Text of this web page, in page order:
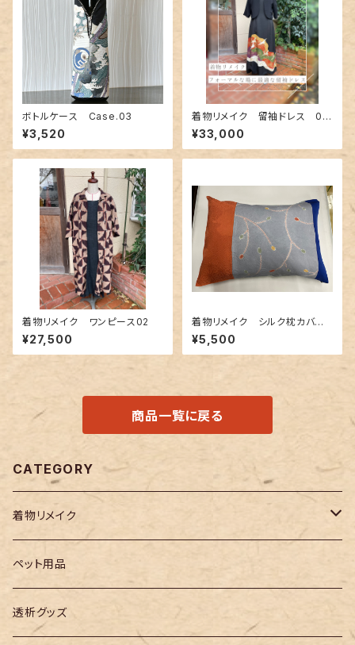
ボトルケース Case.03
¥3,520
着物リメイク 留袖ドレス 00
2
¥33,000
着物リメイク ワンピース02
¥27,500
着物リメイク シルク枕カバ
ー 003
¥5,500
商品一覧に戻る
CATEGORY
着物リメイク
メンズ
レディース
ペット用品
透析グッズ